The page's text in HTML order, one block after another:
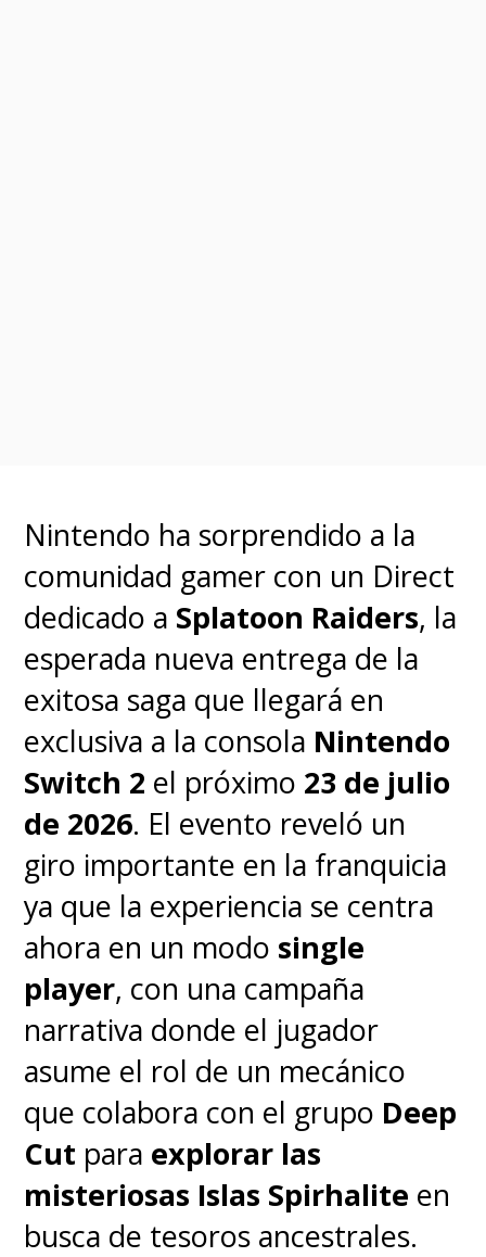
Nintendo ha sorprendido a la
comunidad gamer con un Direct
dedicado a Splatoon Raiders, la
esperada nueva entrega de la
exitosa saga que llegará en
exclusiva a la consola Nintendo
Switch 2 el próximo 23 de julio
de 2026. El evento reveló un
giro importante en la franquicia
ya que la experiencia se centra
ahora en un modo single
player, con una campaña
narrativa donde el jugador
asume el rol de un mecánico
que colabora con el grupo Deep
Cut para explorar las
misteriosas Islas Spirhalite en
busca de tesoros ancestrales.